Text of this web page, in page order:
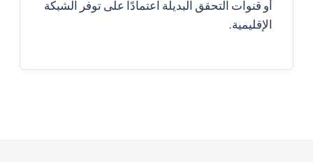
أو قنوات التحقق البديلة اعتمادًا على توفر الشبكة
الإقليمية.